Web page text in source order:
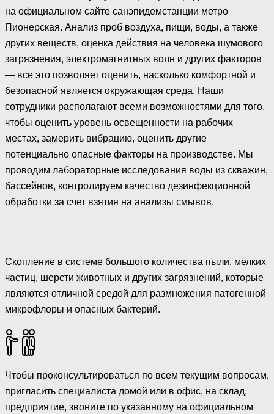
на официальном сайте санэпидемстанции метро
Пионерская. Анализ проб воздуха, пищи, воды, а также
других веществ, оценка действия на человека шумового
загрязнения, электромагнитных волн и других факторов
— все это позволяет оценить, насколько комфортной и
безопасной является окружающая среда. Наши
сотрудники располагают всеми возможностями для того,
чтобы оценить уровень освещенности на рабочих
местах, замерить вибрацию, оценить другие
потенциально опасные факторы на производстве. Мы
проводим лабораторные исследования воды из скважин,
бассейнов, контролируем качество дезинфекционной
обработки за счет взятия на анализы смывов.
Скопление в системе большого количества пыли, мелких
частиц, шерсти животных и других загрязнений, которые
являются отличной средой для размножения патогенной
микрофлоры и опасных бактерий.
Чтобы проконсультироваться по всем текущим вопросам,
пригласить специалиста домой или в офис, на склад,
предприятие, звоните по указанному на официальном